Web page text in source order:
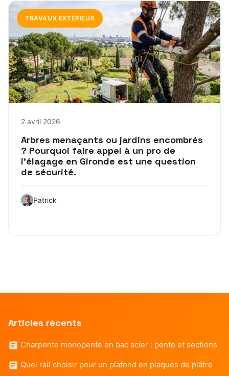
TRAVAUX EXTÉRIEUR
2 avril 2026
Arbres menaçants ou jardins encombrés
? Pourquoi faire appel à un pro de
l’élagage en Gironde est une question
de sécurité.
Patrick
Articles récents
Charpente monopente en bac acier : pente et sections
Quel rail choisir pour un plafond en plaques de plâtre